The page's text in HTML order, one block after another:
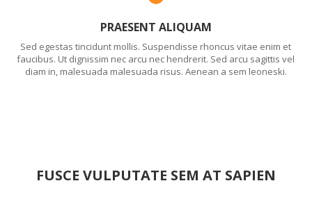
PRAESENT ALIQUAM
Sed egestas tincidunt mollis. Suspendisse rhoncus vitae enim et
faucibus. Ut dignissim nec arcu nec hendrerit. Sed arcu sagittis vel
diam in, malesuada malesuada risus. Aenean a sem leoneski.
FUSCE VULPUTATE SEM AT SAPIEN